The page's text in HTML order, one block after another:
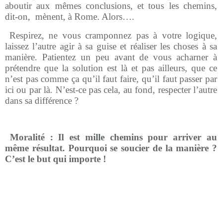
aboutir aux mêmes conclusions, et tous les chemins,
dit-on, mènent, à Rome. Alors….
Respirez, ne vous cramponnez pas à votre logique,
laissez l’autre agir à sa guise et réaliser les choses à sa
manière. Patientez un peu avant de vous acharner à
prétendre que la solution est là et pas ailleurs, que ce
n’est pas comme ça qu’il faut faire, qu’il faut passer par
ici ou par là. N’est-ce pas cela, au fond, respecter l’autre
dans sa différence ?
Moralité : Il est mille chemins pour arriver au
même résultat. Pourquoi se soucier de la manière ?
C’est le but qui importe !